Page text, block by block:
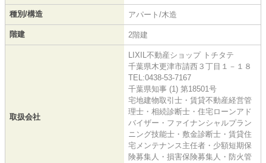
種別/構造 アパート/木造
階建 2階建
取扱会社
LIXIL不動産ショップ トチタテ
千葉県木更津市請西３丁目１－１８
TEL:0438-53-7167
千葉県知事 (1) 第18501号
宅地建物取引士・賃貸不動産経営管
理士・相続診断士・住宅ローンアド
バイザー・ファイナンシャルプラン
ニング技能士・敷金診断士・賃貸住
宅メンテナンス主任者・少額短期保
険募集人・損害保険募集人・防火管